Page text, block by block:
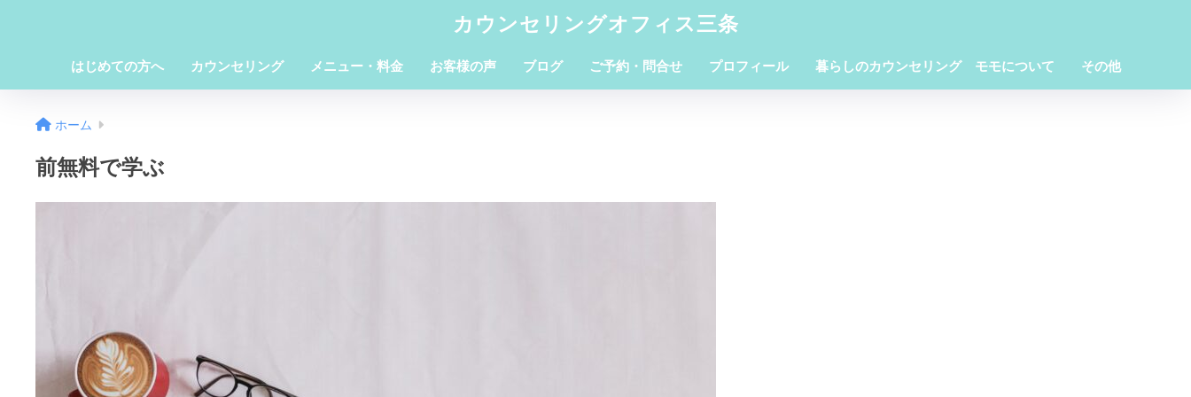
カウンセリングオフィス三条
はじめての方へ カウンセリング メニュー・料金 お客様の声 ブログ ご予約・問合せ プロフィール 暮らしのカウンセリング モモについて その他
ホーム
前無料で学ぶ